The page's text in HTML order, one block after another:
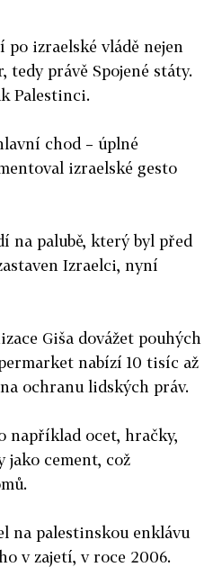
po izraelské vládě nejen
právě Spojené státy.
Palestinci.
chod – úplné
izraelské gesto
na palubě, který byl před
Izraelci, nyní
Giša dovážet pouhých
nabízí 10 tisíc až
ochranu lidských práv.
například ocet, hračky,
jako cement, což
na palestinskou enklávu
v zajetí, v roce 2006.